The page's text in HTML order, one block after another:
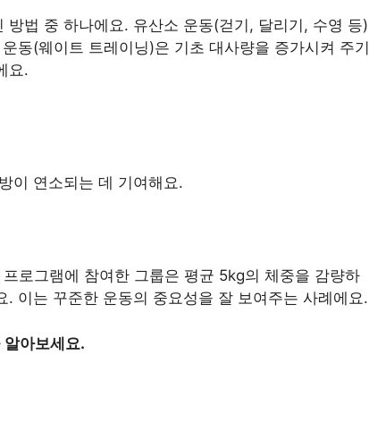
법 중 하나에요. 유산소 운동(걷기, 달리기, 수영 등)
동(웨이트 트레이닝)은 기초 대사량을 증가시켜 주기
요.
이 연소되는 데 기여해요.
로그램에 참여한 그룹은 평균 5kg의 체중을 감량하
이는 꾸준한 운동의 중요성을 잘 보여주는 사례에요.
알아보세요.